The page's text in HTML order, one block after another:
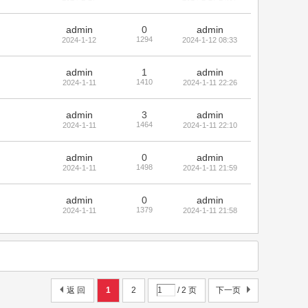
admin
2024-1-12
0
1294
admin
2024-1-12 08:33
admin
2024-1-11
1
1410
admin
2024-1-11 22:26
admin
2024-1-11
3
1464
admin
2024-1-11 22:10
admin
2024-1-11
0
1498
admin
2024-1-11 21:59
admin
2024-1-11
0
1379
admin
2024-1-11 21:58
1 2 / 2 页 下一页
返 回